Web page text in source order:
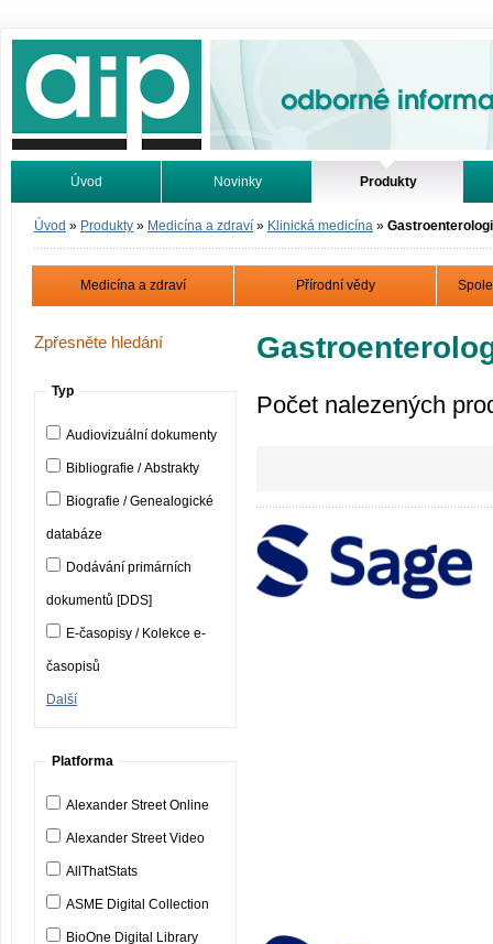
Odborné informace. Online.
Úvod Novinky Produkty
Vyhledávání Tutoriály
Úvod » Produkty » Medicína a zdraví » Klinická medicína »
Medicína a zdraví Přírodní vědy
Zpřesněte hledání
Typ
Audiovizuální dokumenty
Bibliografie / Abstrakty
Biografie / Genealogické
databáze
Dodávání primárních
dokumentů [DDS]
E-časopisy / Kolekce e-
časopisů
Další
Platforma
Alexander Street Online
Alexander Street Video
AllThatStats
ASME Digital Collection
BioOne Digital Library
Počet nalezených